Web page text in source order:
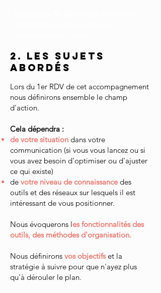
2. Les sujets
abordés
Lors du 1er RDV de cet accompagnement
nous définirons ensemble le champ
d'action.
Cela dépendra :
de votre situation dans votre
communication (si vous vous lancez ou si
vous avez besoin d'optimiser ou d'ajuster
ce qui existe)
de votre niveau de connaissance des
outils et des réseaux sur lesquels il est
intéressant de vous positionner.
Nous évoquerons les fonctionnalités des
outils, des méthodes d'organisation.
Nous définirons vos objectifset la
stratégie à suivre pour que n'ayez plus
qu'à dérouler le plan.